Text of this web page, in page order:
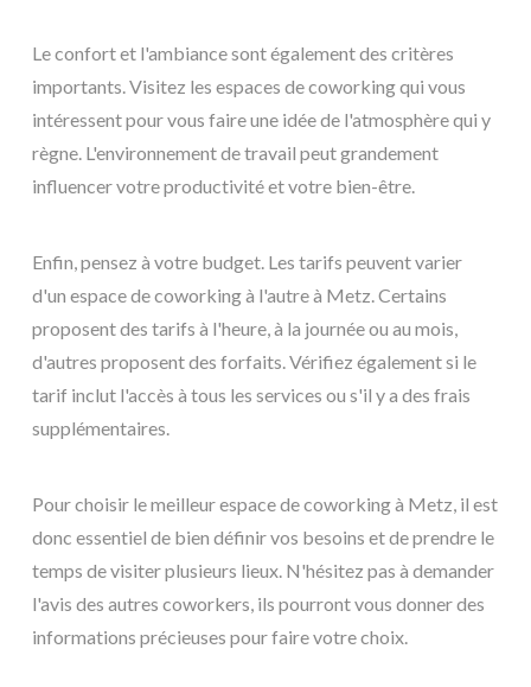
Le confort et l'ambiance sont également des critères
importants. Visitez les espaces de coworking qui vous
intéressent pour vous faire une idée de l'atmosphère qui y
règne. L'environnement de travail peut grandement
influencer votre productivité et votre bien-être.
Enfin, pensez à votre budget. Les tarifs peuvent varier
d'un espace de coworking à l'autre à Metz. Certains
proposent des tarifs à l'heure, à la journée ou au mois,
d'autres proposent des forfaits. Vérifiez également si le
tarif inclut l'accès à tous les services ou s'il y a des frais
supplémentaires.
Pour choisir le meilleur espace de coworking à Metz, il est
donc essentiel de bien définir vos besoins et de prendre le
temps de visiter plusieurs lieux. N'hésitez pas à demander
l'avis des autres coworkers, ils pourront vous donner des
informations précieuses pour faire votre choix.